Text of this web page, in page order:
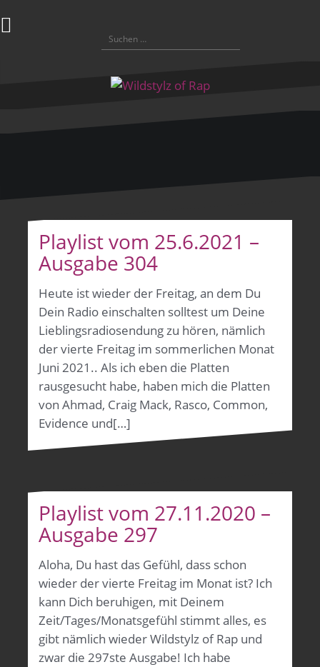
Suchen
nach:
Playlist vom 25.6.2021 –
Ausgabe 304
Heute ist wieder der Freitag, an dem Du
Dein Radio einschalten solltest um Deine
Lieblingsradiosendung zu hören, nämlich
der vierte Freitag im sommerlichen Monat
Juni 2021.. Als ich eben die Platten
rausgesucht habe, haben mich die Platten
von Ahmad, Craig Mack, Rasco, Common,
Evidence und[…]
Playlist vom 27.11.2020 –
Ausgabe 297
Aloha, Du hast das Gefühl, dass schon
wieder der vierte Freitag im Monat ist? Ich
kann Dich beruhigen, mit Deinem
Zeit/Tages/Monatsgefühl stimmt alles, es
gibt nämlich wieder Wildstylz of Rap und
zwar die 297ste Ausgabe! Ich habe